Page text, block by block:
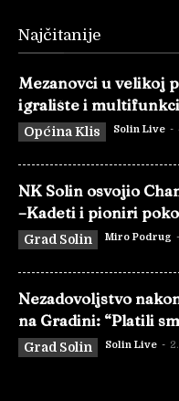
Najčitanije
Mezanovci u velikoj
igralište i
Općina Klis Solin Live -
NK Solin osvojio
–Kadeti i pioniri
Grad Solin Miro Podrug -
Nezadovoljstvo
na Gradini: “Platili
Grad Solin Solin Live -